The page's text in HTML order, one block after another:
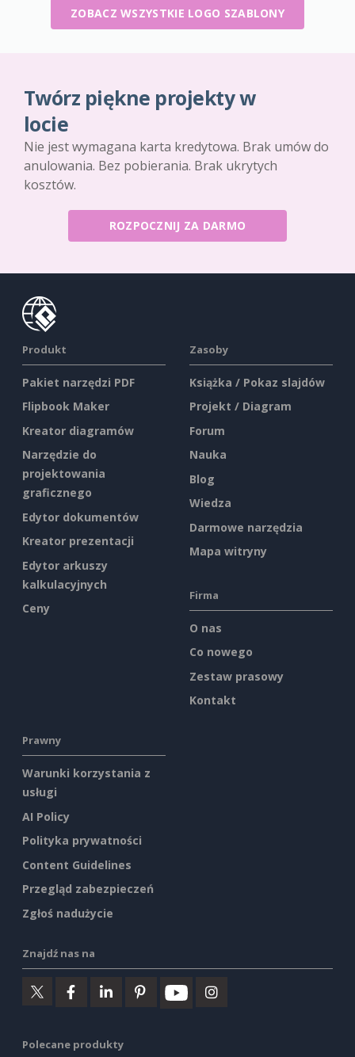
ZOBACZ WSZYSTKIE LOGO SZABLONY
Twórz piękne projekty w
locie
Nie jest wymagana karta kredytowa. Brak umów do
anulowania. Bez pobierania. Brak ukrytych
kosztów.
ROZPOCZNIJ ZA DARMO
Produkt
Pakiet narzędzi PDF
Flipbook Maker
Kreator diagramów
Narzędzie do
projektowania
graficznego
Edytor dokumentów
Kreator prezentacji
Edytor arkuszy
kalkulacyjnych
Ceny
Zasoby
Książka / Pokaz slajdów
Projekt / Diagram
Forum
Nauka
Blog
Wiedza
Darmowe narzędzia
Mapa witryny
Firma
O nas
Co nowego
Zestaw prasowy
Kontakt
Prawny
Warunki korzystania z
usługi
AI Policy
Polityka prywatności
Content Guidelines
Przegląd zabezpieczeń
Zgłoś nadużycie
Znajdź nas na
Polecane produkty